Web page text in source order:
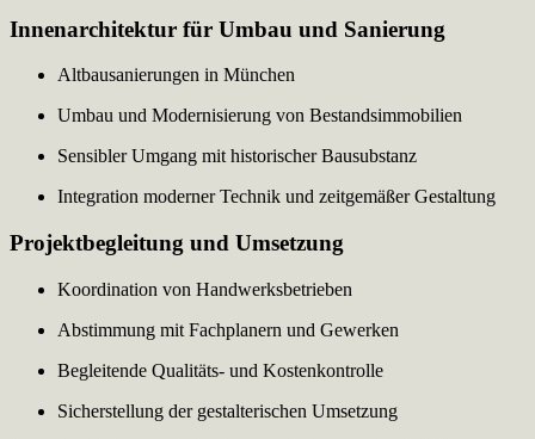
Innenarchitektur für Umbau und Sanierung
Altbausanierungen in München
Umbau und Modernisierung von Bestandsimmobilien
Sensibler Umgang mit historischer Bausubstanz
Integration moderner Technik und zeitgemäßer Gestaltung
Projektbegleitung und Umsetzung
Koordination von Handwerksbetrieben
Abstimmung mit Fachplanern und Gewerken
Begleitende Qualitäts- und Kostenkontrolle
Sicherstellung der gestalterischen Umsetzung